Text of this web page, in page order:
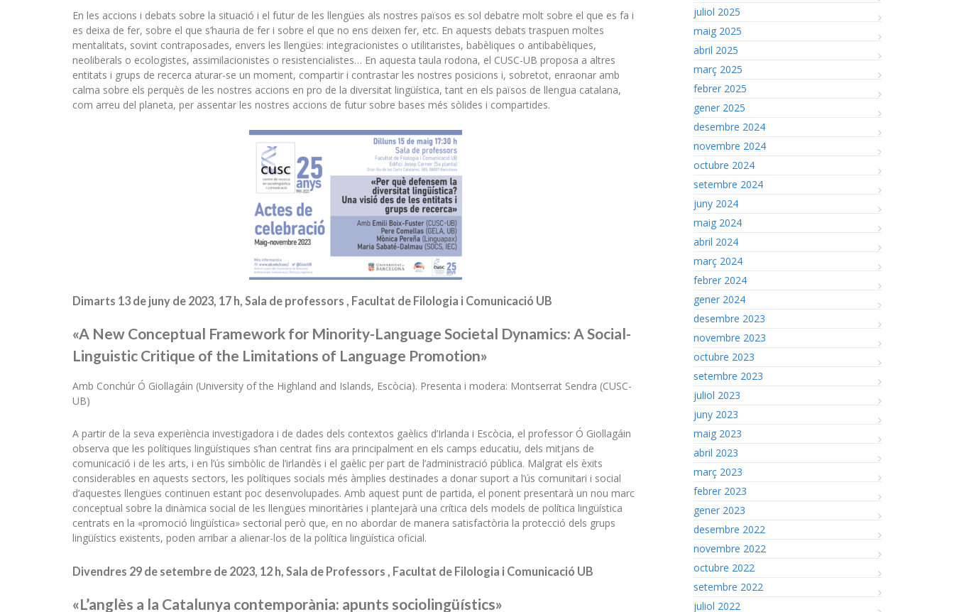
En les accions i debats sobre la situació i el futur de les llengües als nostres països es sol debatre molt sobre el que es fa i
es deixa de fer, sobre el que s’hauria de fer i sobre el que no ens deixen fer, etc. En aquests debats traspuen moltes
mentalitats, sovint contraposades, envers les llengües: integracionistes o utilitaristes, babèliques o antibabèliques,
neoliberals o ecologistes, assimilacionistes o resistencialistes… En aquesta taula rodona, el CUSC-UB proposa a altres
entitats i grups de recerca aturar-se un moment, compartir i contrastar les nostres posicions i, sobretot, enraonar amb
calma sobre els perquès de les nostres accions en pro de la diversitat lingüística, tant en els països de llengua catalana,
com arreu del planeta, per assentar les nostres accions de futur sobre bases més sòlides i compartides.
Dimarts 13 de juny de 2023, 17 h, Sala de professors , Facultat de Filologia i Comunicació UB
«A New Conceptual Framework for Minority-Language Societal Dynamics: A Social-
Linguistic Critique of the Limitations of Language Promotion»
Amb Conchúr Ó Giollagáin (University of the Highland and Islands, Escòcia). Presenta i modera: Montserrat Sendra (CUSC-
UB)
A partir de la seva experiència investigadora i de dades dels contextos gaèlics d’Irlanda i Escòcia, el professor Ó Giollagáin
observa que les polítiques lingüístiques s’han centrat fins ara principalment en els camps educatiu, dels mitjans de
comunicació i de les arts, i en l’ús simbòlic de l’irlandès i el gaèlic per part de l’administració pública. Malgrat els èxits
considerables en aquests sectors, les polítiques socials més àmplies destinades a donar suport a l’ús comunitari i social
d’aquestes llengües continuen estant poc desenvolupades. Amb aquest punt de partida, el ponent presentarà un nou marc
conceptual sobre la dinàmica social de les llengües minoritàries i plantejarà una crítica dels models de política lingüística
centrats en la «promoció lingüística» sectorial però que, en no abordar de manera satisfactòria la protecció dels grups
lingüístics existents, poden arribar a alienar-los de la política lingüística oficial.
Divendres 29 de setembre de 2023, 12 h, Sala de Professors , Facultat de Filologia i Comunicació UB
«L’anglès a la Catalunya contemporània: apunts sociolingüístics»
juliol 2025
maig 2025
abril 2025
març 2025
febrer 2025
gener 2025
desembre 2024
novembre 2024
octubre 2024
setembre 2024
juny 2024
maig 2024
abril 2024
març 2024
febrer 2024
gener 2024
desembre 2023
novembre 2023
octubre 2023
setembre 2023
juliol 2023
juny 2023
maig 2023
abril 2023
març 2023
febrer 2023
gener 2023
desembre 2022
novembre 2022
octubre 2022
setembre 2022
juliol 2022